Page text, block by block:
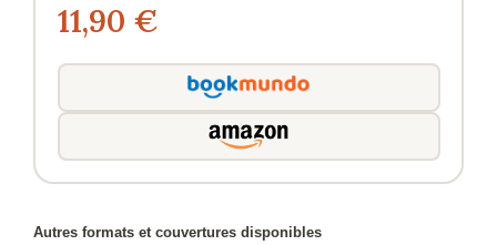
11,90 €
Autres formats et couvertures disponibles